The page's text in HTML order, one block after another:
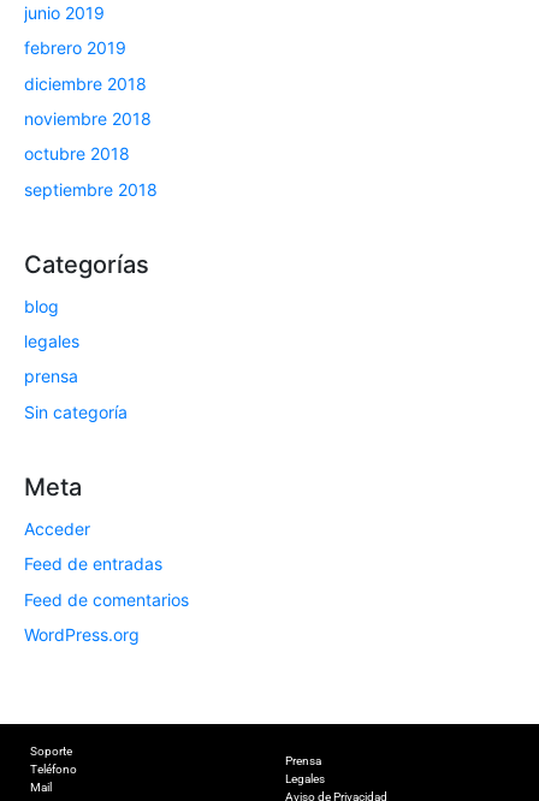
junio 2019
febrero 2019
diciembre 2018
noviembre 2018
octubre 2018
septiembre 2018
Categorías
blog
legales
prensa
Sin categoría
Meta
Acceder
Feed de entradas
Feed de comentarios
WordPress.org
Soporte
Teléfono
Mail
Prensa
Legales
Aviso de Privacidad